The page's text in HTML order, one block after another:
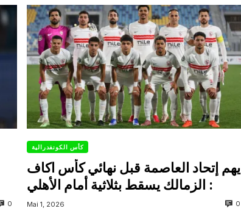
0
كأس الكونفدرالية
يهم إتحاد العاصمة قبل نهائي كأس اكاف
Mai 1, 2026 0